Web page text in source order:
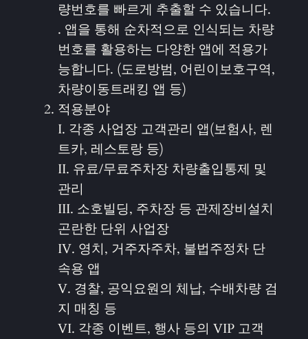
량번호를 빠르게 추출할 수 있습니다.
. 앱을 통해 순차적으로 인식되는 차량
번호를 활용하는 다양한 앱에 적용가
능합니다. (도로방범, 어린이보호구역,
차량이동트래킹 앱 등)
적용분야
I. 각종 사업장 고객관리 앱(보험사, 렌
트카, 레스토랑 등)
II. 유료/무료주차장 차량출입통제 및
관리
III. 소호빌딩, 주차장 등 관제장비설치
곤란한 단위 사업장
IV. 영치, 거주자주차, 불법주정차 단
속용 앱
V. 경찰, 공익요원의 체납, 수배차량 검
지 매칭 등
VI. 각종 이벤트, 행사 등의 VIP 고객